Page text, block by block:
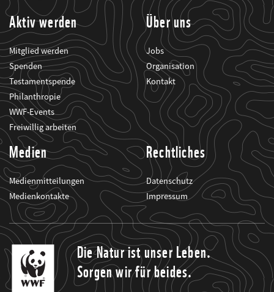
Aktiv werden
Mitglied werden
Spenden
Testamentspende
Philanthropie
WWF-Events
Freiwillig arbeiten
Über uns
Jobs
Organisation
Kontakt
Medien
Medienmitteilungen
Medienkontakte
Rechtliches
Datenschutz
Impressum
Die Natur ist unser Leben.
Sorgen wir für beides.